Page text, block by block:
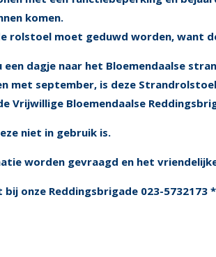
komen.
rolstoel moet geduwd worden, want
dagje naar het Bloemendaalse
met september, is deze
Vrijwillige Bloemendaalse
niet in gebruik is.
worden gevraagd en het
onze Reddingsbrigade 023-5732173 *